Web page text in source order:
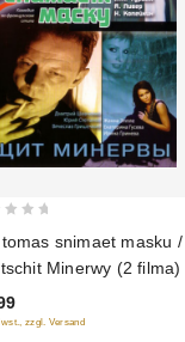
snimaet masku /
Minerwy (2 filma)
zzgl. Versand